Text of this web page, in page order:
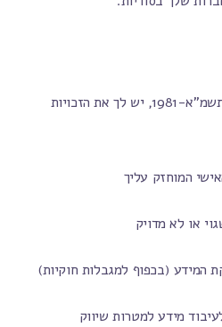
בהתאם לחוק הגנת הפרטיות, התשמ"א-1981, יש לך את הזכויות
המוחזק עליך
או לא מדויק
המידע (בכפוף למגבלות חוקיות)
מידע למטרות שיווק